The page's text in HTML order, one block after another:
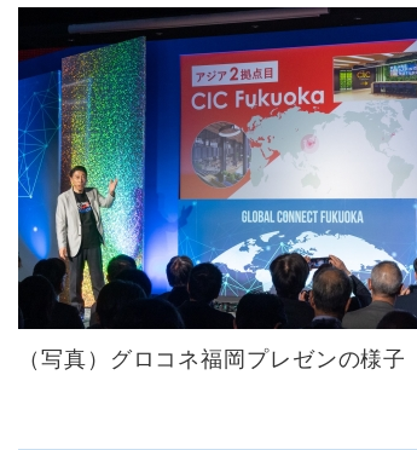
（写真）グロコネ福岡プレゼンの様子